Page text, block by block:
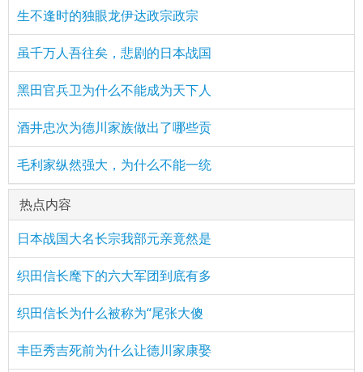
生不逢时的独眼龙伊达政宗政宗
虽千万人吾往矣，悲剧的日本战国
黑田官兵卫为什么不能成为天下人
酒井忠次为德川家族做出了哪些贡
毛利家纵然强大，为什么不能一统
热点内容
日本战国大名长宗我部元亲竟然是
织田信长麾下的六大军团到底有多
织田信长为什么被称为“尾张大傻
丰臣秀吉死前为什么让德川家康娶